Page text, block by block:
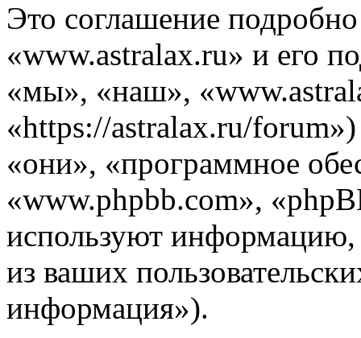
Это соглашение подробно
«www.astralax.ru» и его
«мы», «наш»,
«https://astralax.ru/
«они», «программное
«www.phpbb.com»,
используют
из ваших
информация»).